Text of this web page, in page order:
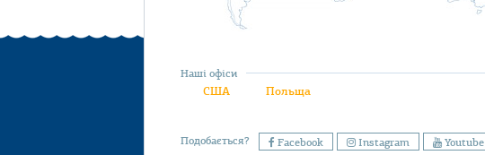
Наші офіси
США Польща
Подобається? Facebook Instagram Youtube